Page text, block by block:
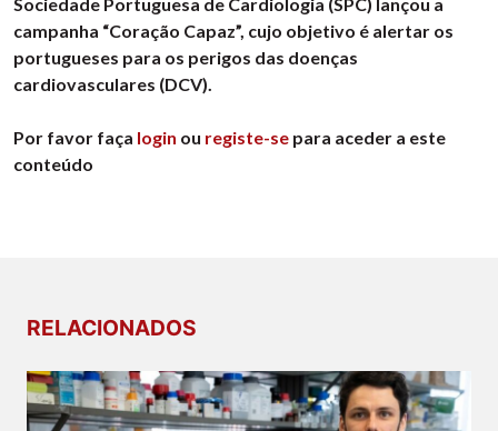
campanha “Coração Capaz”, cujo objetivo é alertar os
portugueses para os perigos das doenças
cardiovasculares (DCV).
Por favor faça login ou registe-se para aceder a este
conteúdo
RELACIONADOS